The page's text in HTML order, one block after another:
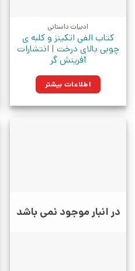
ادبیات داستانی
کتاب الفی اتکینز و کلبه ی
چوبی بالای درخت | انتشارات
آفرینش گر
اطلاعات بیشتر
در انبار موجود نمی باشد